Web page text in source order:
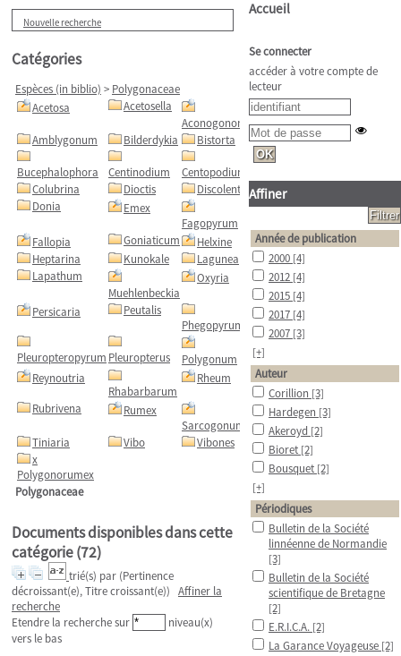
Nouvelle recherche
Catégories
Espèces (in biblio) > Polygonaceae
Acetosa
Acetosella
Aconogonon
Amblygonum
Bilderdykia Bistorta
Bucephalophora Centinodium
Centopodium
Colubrina
Dioctis
Discolenta
Donia
Emex
Fagopyrum
Fallopia
Goniaticum
Helxine
Heptarina
Kunokale
Lagunea
Lapathum
Muehlenbeckia
Oxyria
Persicaria
Peutalis
Phegopyrum
Pleuropteropyrum Pleuropterus
Polygonum
Reynoutria
Rhabarbarum
Rheum
Rubrivena
Rumex
Sarcogonum
Tiniaria
Vibo
Vibones
x
Polygonorumex
Polygonaceae
Documents disponibles dans cette
catégorie (72)
trié(s) par (Pertinence
décroissant(e), Titre croissant(e)) Affiner la
recherche
Etendre la recherche sur
niveau(x)
vers le bas
Accueil
Se connecter
accéder à votre compte de
lecteur
Affiner
Année de publication
2000 [4]
2012 [4]
2015 [4]
2017 [4]
2007 [3]
[+]
Auteur
Corillion [3]
Hardegen [3]
Akeroyd [2]
Bioret [2]
Bousquet [2]
[+]
Périodiques
Bulletin de la Société
linnéenne de Normandie
[3]
Bulletin de la Société
scientifique de Bretagne
[2]
E.R.I.C.A. [2]
La Garance Voyageuse [2]